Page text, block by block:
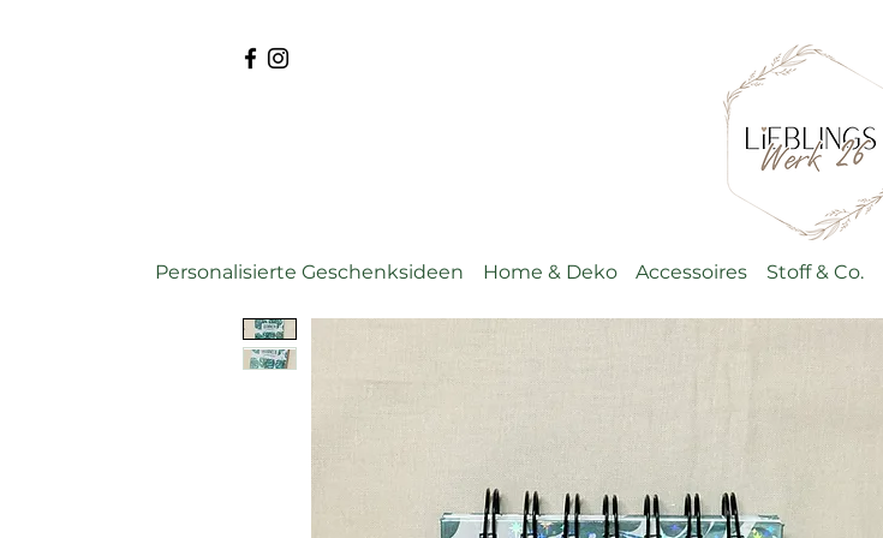
Personalisierte Geschenksideen Home & Deko Accessoires Stoff & Co.